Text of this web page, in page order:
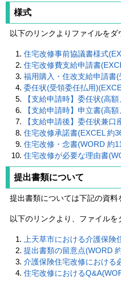
様式
以下のリンクよりファイルをダ
住宅改修事前協議書様式
住宅改修費支給申請書
福用購入・住改支給申請書
委任状(受領委任払用
【支給申請時】委任状(高
【支給申請時】申立書(高
【支給申請後】委任状兼
住宅改修承諾書(EXCEL 約
住宅改修・念書(WORD 約
住宅改修が必要な理由書
提出書類について
提出書類については下記の資料
以下のリンクより、ファイルを
上天草市における介護保
提出書類の留意点(WORD
介護保険住宅改修における
住宅改修における